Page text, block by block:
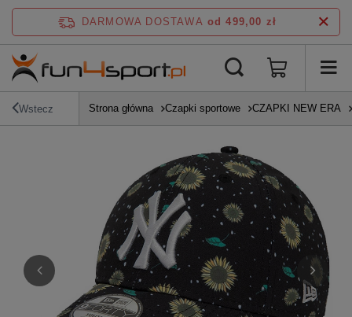
DARMOWA DOSTAWA od 499,00 zł
Wstecz Strona główna Czapki sportowe CZAPKI NEW ERA